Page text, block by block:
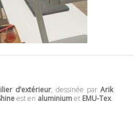
d’extérieur, dessinée par Arik
est en aluminiumet EMU-Tex.